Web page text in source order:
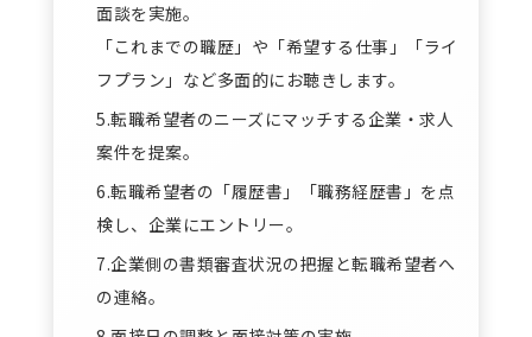
面談を実施。
「これまでの職歴」や「希望する仕事」「ライ
フプラン」など多面的にお聴きします。
5.転職希望者のニーズにマッチする企業・求人
案件を提案。
6.転職希望者の「履歴書」「職務経歴書」を点
検し、企業にエントリー。
7.企業側の書類審査状況の把握と転職希望者へ
の連絡。